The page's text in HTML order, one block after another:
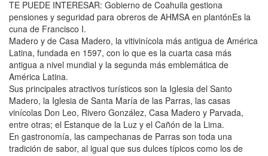
TE PUEDE INTERESAR: Gobierno de Coahuila gestiona
pensiones y seguridad para obreros de AHMSA en plantónEs la
cuna de Francisco I.
Madero y de Casa Madero, la vitivinícola más antigua de América
Latina, fundada en 1597, con lo que es la cuarta casa más
antigua a nivel mundial y la segunda más emblemática de
América Latina.
Sus principales atractivos turísticos son la Iglesia del Santo
Madero, la Iglesia de Santa María de las Parras, las casas
vinícolas Don Leo, Rivero González, Casa Madero y Parvada,
entre otras; el Estanque de la Luz y el Cañón de la Lima.
En gastronomía, las campechanas de Parras son toda una
tradición de sabor, al igual que sus dulces típicos como los de